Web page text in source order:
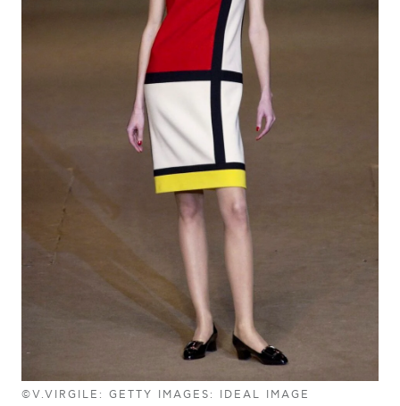
©V.VIRGILE: GETTY IMAGES: IDEAL IMAGE